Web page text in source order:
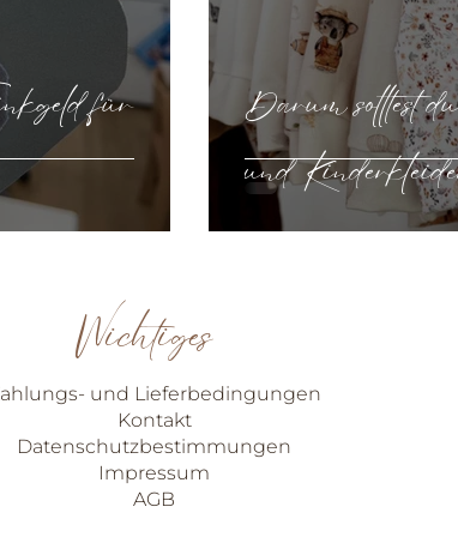
für
Darum solltest
und
Wichtiges
und Lieferbedingungen
Kontakt
Datenschutzbestimmungen
Impressum
AGB